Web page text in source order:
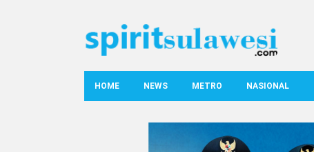
HOME NEWS METRO NASIONAL